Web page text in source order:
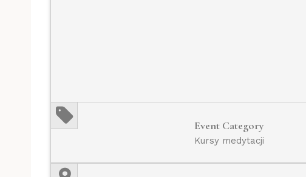
Event Category
Kursy medytacji